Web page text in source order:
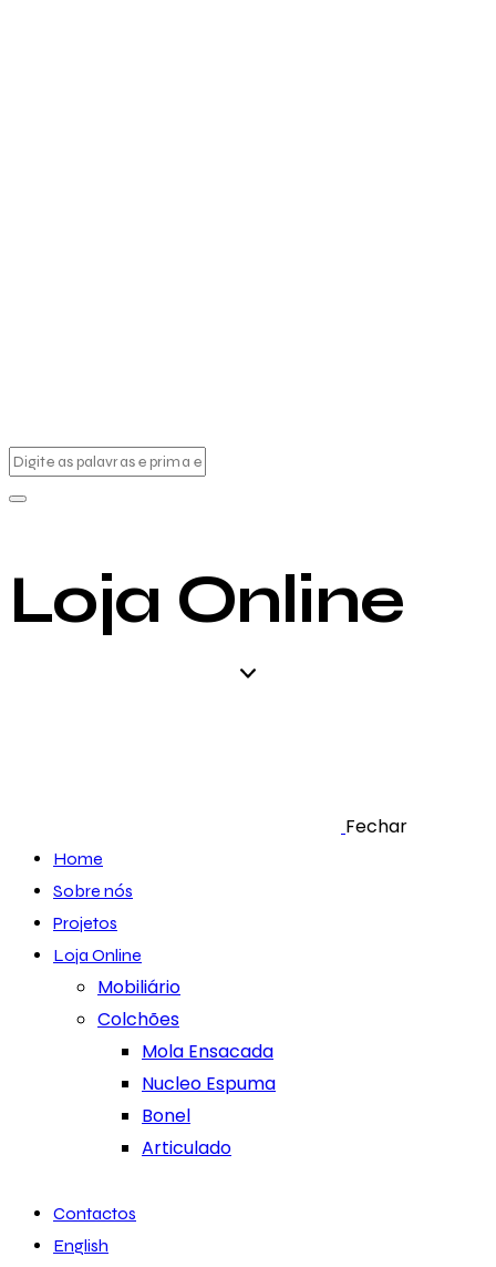
Loja Online
Fechar
Home
Sobre nós
Projetos
Loja Online
Mobiliário
Colchões
Mola Ensacada
Nucleo Espuma
Bonel
Articulado
Contactos
English